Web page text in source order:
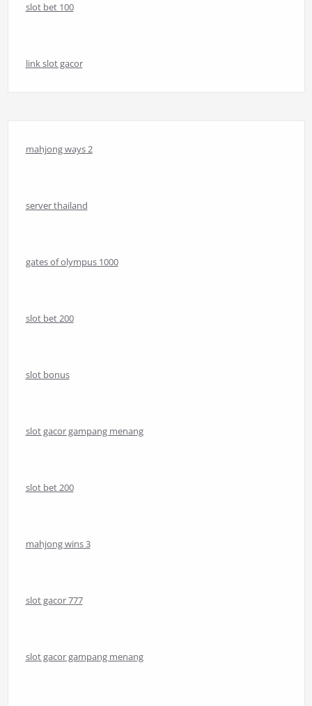
slot bet 100
link slot gacor
mahjong ways 2
server thailand
gates of olympus 1000
slot bet 200
slot bonus
slot gacor gampang menang
slot bet 200
mahjong wins 3
slot gacor 777
slot gacor gampang menang